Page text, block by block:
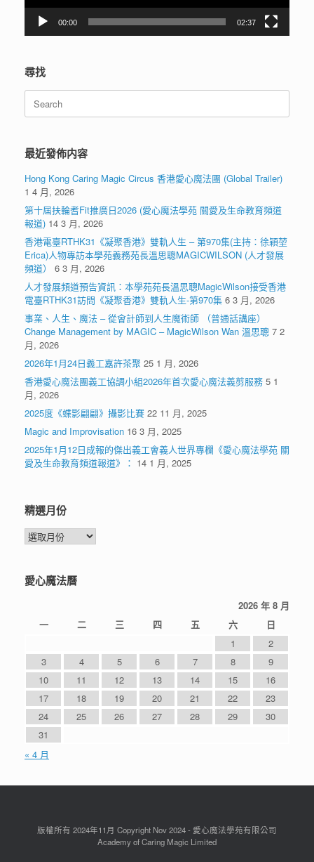
00:00 02:37
尋找
Search
for:
最近發佈内容
Hong Kong Caring Magic Circus 香港愛心魔法團 (Global Trailer)
1 4 月, 2026
第十屆扶輪耆Fit推廣日2026 (愛心魔法學苑 關愛及生命教育頻道
報道) 14 3 月, 2026
香港電臺RTHK31《凝聚香港》雙軌人生 – 第970集(主持：徐穎堃
Erica)人物專訪本學苑義務苑長溫思聰MAGICWILSON (人才發展
頻道）
6 3 月, 2026
人才發展頻道預告資訊：本學苑苑長溫思聰MagicWilson接受香港
電臺RTHK31訪問《凝聚香港》雙軌人生-第970集 6 3 月, 2026
事業、人生、魔法 – 從會計師到人生魔術師 （普通話講座）
Change Management by MAGIC – MagicWilson Wan 溫思聰 7 2
月, 2026
2026年1月24日義工嘉許茶聚 25 1 月, 2026
香港愛心魔法團義工協調小組2026年首次愛心魔法義剪服務 5 1
月, 2026
2025度《蝶影翩翩》攝影比賽 22 11 月, 2025
Magic and Improvisation 16 3 月, 2025
2025年1月12日成報的傑出義工會義人世界專欄《愛心魔法學苑 關
愛及生命教育頻道報道》： 14 1 月, 2025
精選月份
精
選
份
愛心魔法曆
2026 年 8 月
一
二 三 四 五 六
日
1
2
3
4 5 6 7 8
9
10
11 12 13 14 15
16
17
18 19 20 21 22
23
24
25 26 27 28 29
30
31
« 4 月
版權所有 2024年11月 Copyright Nov 2024 - 愛心魔法學苑有限公司
Academy of Caring Magic Limited